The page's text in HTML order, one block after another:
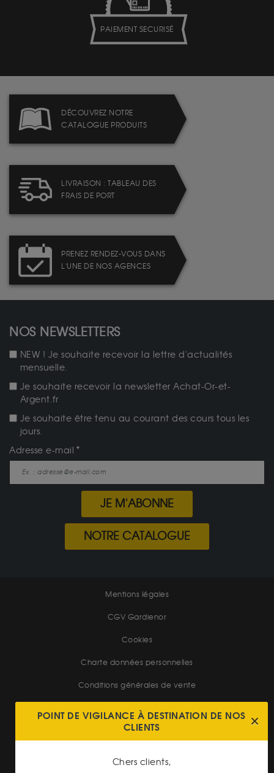
PAIEMENT SECURISÉ
DÉCOUVREZ NOTRE
CATALOGUE PRODUITS
LIVRAISON : TABLEAU DES
FRAIS DE PORT
PRENEZ RENDEZ-VOUS DANS
L'UNE DE NOS AGENCES
NOS NEWSLETTERS
NEW ! Je souhaite recevoir la lettre d'actualités
mensuelle.
Je souhaite recevoir la newsletter Achat-Or-et-
Argent.fr
Je souhaite être tenu au courant des cours tous les
jours.
Adresse e-mail
JE M'ABONNE
NOTRE CATALOGUE
Mentions légales
CGV Gardienor
Cookies
Charte données personnelles
Conditions générales de vente
Conditions générales d'achat
Conditions générales d'utilisation
POINT DE VIGILANCE À DESTINATION DE NOS
CLIENTS
Chers clients,